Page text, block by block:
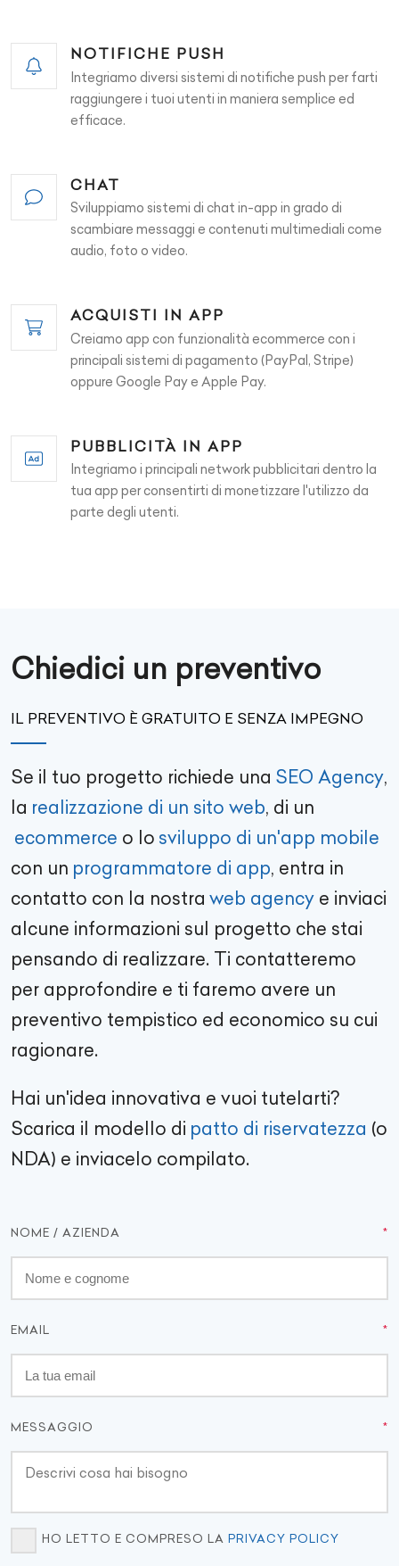
NOTIFICHE PUSH
Integriamo diversi sistemi di notifiche push per farti
raggiungere i tuoi utenti in maniera semplice ed
efficace.
CHAT
Sviluppiamo sistemi di chat in-app in grado di
scambiare messaggi e contenuti multimediali come
audio, foto o video.
ACQUISTI IN APP
Creiamo app con funzionalità ecommerce con i
principali sistemi di pagamento (PayPal, Stripe)
oppure Google Pay e Apple Pay.
PUBBLICITÀ IN APP
Integriamo i principali network pubblicitari dentro la
tua app per consentirti di monetizzare l'utilizzo da
parte degli utenti.
Chiedici un preventivo
IL PREVENTIVO È GRATUITO E SENZA IMPEGNO
Se il tuo progetto richiede una SEO Agency,
la realizzazione di un sito web, di un
ecommerce o lo sviluppo di un'app mobile
con un programmatore di app, entra in
contatto con la nostra web agency e inviaci
alcune informazioni sul progetto che stai
pensando di realizzare. Ti contatteremo
per approfondire e ti faremo avere un
preventivo tempistico ed economico su cui
ragionare.
Hai un'idea innovativa e vuoi tutelarti?
Scarica il modello di patto di riservatezza (o
NDA) e inviacelo compilato.
NOME / AZIENDA
EMAIL
MESSAGGIO
HO LETTO E COMPRESO LA PRIVACY POLICY